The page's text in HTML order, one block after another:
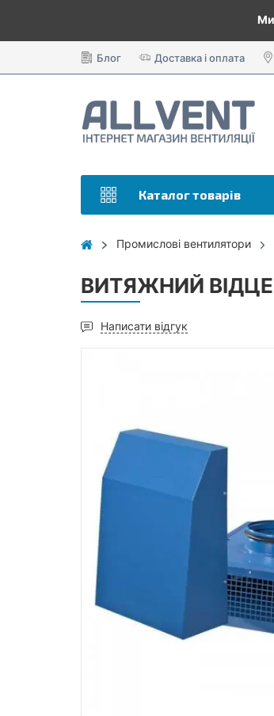
Ми
Блог Доставка і оплата
Каталог товарів
Промислові вентилятори
ВИТЯЖНИЙ
Написати відгук